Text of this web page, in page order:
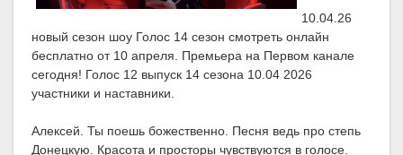
10.04.26
новый сезон шоу Голос 14 сезон смотреть онлайн
бесплатно от 10 апреля. Премьера на Первом канале
сегодня! Голос 12 выпуск 14 сезона 10.04 2026
участники и наставники.
Алексей. Ты поешь божественно. Песня ведь про степь
Донецкую. Красота и просторы чувствуются в голосе.